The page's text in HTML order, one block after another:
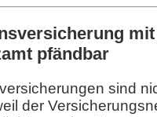
pfändbar
sind
der